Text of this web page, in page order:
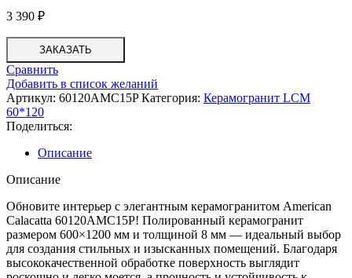
3 390 ₽
ЗАКАЗАТЬ
Сравнить
Добавить в список желаний
Артикул: 60120AMC15PКатегория: Керамогранит LCM
60*120
Поделиться:
Описание
Описание
Обновите интерьер с элегантным керамогранитом American
Calacatta 60120AMC15P! Полированный керамогранит
размером 600×1200 мм и толщиной 8 мм — идеальный выбор
для создания стильных и изысканных помещений. Благодаря
высококачественной обработке поверхность выглядит